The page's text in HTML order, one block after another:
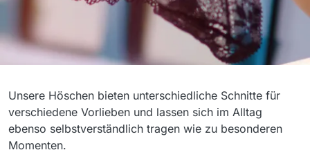
Slips
Unsere Höschen bieten unterschiedliche Schnitte für
verschiedene Vorlieben und lassen sich im Alltag
ebenso selbstverständlich tragen wie zu besonderen
Momenten.